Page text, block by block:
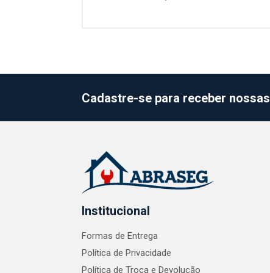
Cadastre-se para receber
Institucional
Formas de Entrega
Política de Privacidade
Política de Troca e Devolução